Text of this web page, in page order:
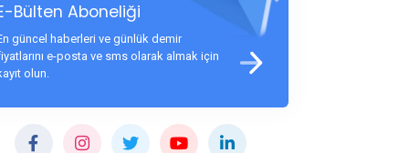
Bülten Aboneliği
güncel haberleri ve günlük demir
e-posta ve sms olarak almak için
olun.